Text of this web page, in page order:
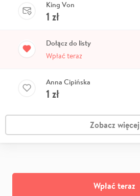
King Von
1 zł
Dołącz do listy
Wpłać teraz
Anna Cipińska
1 zł
Zobacz więcej
Wpłać teraz